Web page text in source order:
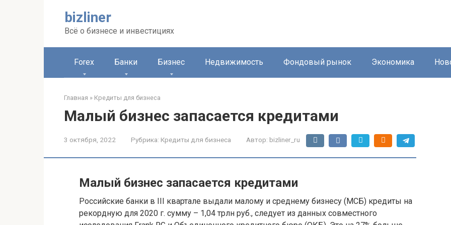
bizliner
Всё о бизнесе и инвестициях
Forex Банки Бизнес Недвижимость Фондовый рынок Экономика
Главная » Кредиты для бизнеса
Малый бизнес запасается кредитами
3 октября, 2022 Рубрика: Кредиты для бизнеса Автор: bizliner_ru
Малый бизнес запасается кредитами
Российские банки в III квартале выдали малому и среднему бизнесу (МСБ) кредиты на
рекордную для 2020 г. сумму – 1,04 трлн руб., следует из данных совместного